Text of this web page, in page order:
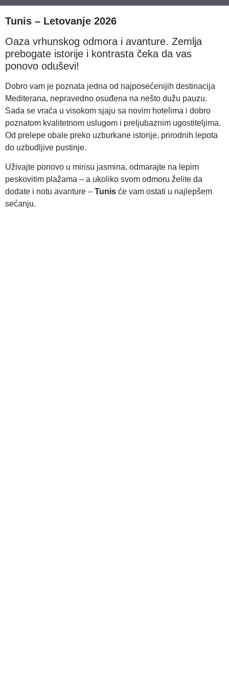
Tunis – Letovanje 2026
Oaza vrhunskog odmora i avanture. Zemlja
prebogate istorije i kontrasta čeka da vas
ponovo oduševi!
Dobro vam je poznata jedna od najposećenijih destinacija
Mediterana, nepravedno osuđena na nešto dužu pauzu.
Sada se vraća u visokom sjaju sa novim hotelima i dobro
poznatom kvalitetnom uslugom i preljubaznim ugostiteljima.
Od prelepe obale preko uzburkane istorije, prirodnih lepota
do uzbudljive pustinje.
Uživajte ponovo u mirisu jasmina, odmarajte na lepim
peskovitim plažama – a ukoliko svom odmoru želite da
dodate i notu avanture – Tunis će vam ostati u najlepšem
sećanju.